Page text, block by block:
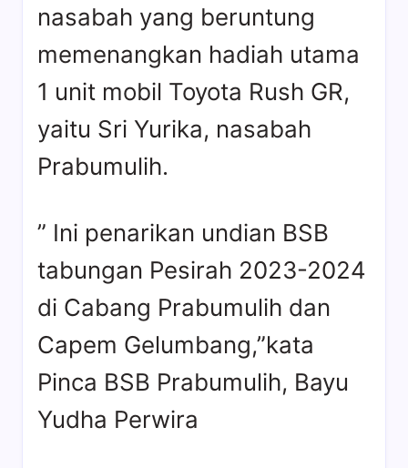
nasabah yang beruntung
memenangkan hadiah utama
1 unit mobil Toyota Rush GR,
yaitu Sri Yurika, nasabah
Prabumulih.
” Ini penarikan undian BSB
tabungan Pesirah 2023-2024
di Cabang Prabumulih dan
Capem Gelumbang,”kata
Pinca BSB Prabumulih, Bayu
Yudha Perwira